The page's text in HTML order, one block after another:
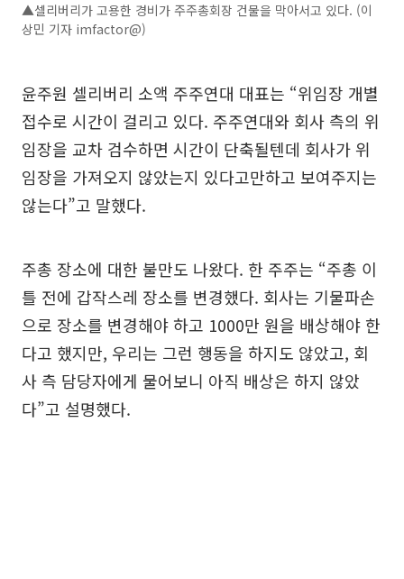
▲셀리버리가 고용한 경비가 주주총회장 건물을 막아서고 있다. (이
상민 기자 imfactor@)
윤주원 셀리버리 소액 주주연대 대표는 “위임장 개별
접수로 시간이 걸리고 있다. 주주연대와 회사 측의 위
임장을 교차 검수하면 시간이 단축될텐데 회사가 위
임장을 가져오지 않았는지 있다고만하고 보여주지는
않는다”고 말했다.
주총 장소에 대한 불만도 나왔다. 한 주주는 “주총 이
틀 전에 갑작스레 장소를 변경했다. 회사는 기물파손
으로 장소를 변경해야 하고 1000만 원을 배상해야 한
다고 했지만, 우리는 그런 행동을 하지도 않았고, 회
사 측 담당자에게 물어보니 아직 배상은 하지 않았
다”고 설명했다.